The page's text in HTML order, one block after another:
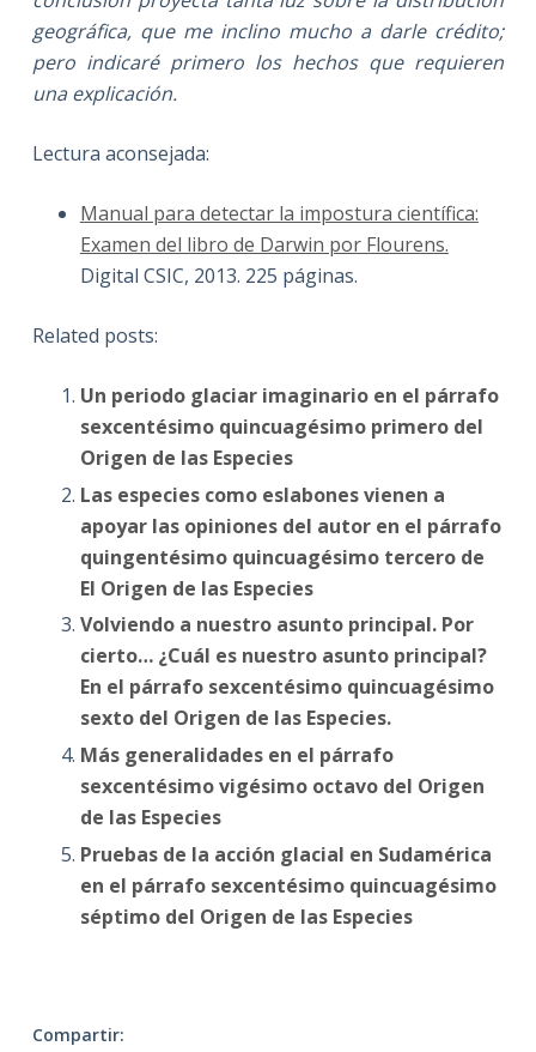
geográfica, que me inclino mucho a darle crédito;
pero indicaré primero los hechos que requieren
una explicación.
Lectura aconsejada:
Manual para detectar la impostura científica:
Examen del libro de Darwin por Flourens.
Digital CSIC, 2013. 225 páginas.
Related posts:
Un periodo glaciar imaginario en el párrafo
sexcentésimo quincuagésimo primero del
Origen de las Especies
Las especies como eslabones vienen a
apoyar las opiniones del autor en el párrafo
quingentésimo quincuagésimo tercero de
El Origen de las Especies
Volviendo a nuestro asunto principal. Por
cierto… ¿Cuál es nuestro asunto principal?
En el párrafo sexcentésimo quincuagésimo
sexto del Origen de las Especies.
Más generalidades en el párrafo
sexcentésimo vigésimo octavo del Origen
de las Especies
Pruebas de la acción glacial en Sudamérica
en el párrafo sexcentésimo quincuagésimo
séptimo del Origen de las Especies
Compartir: